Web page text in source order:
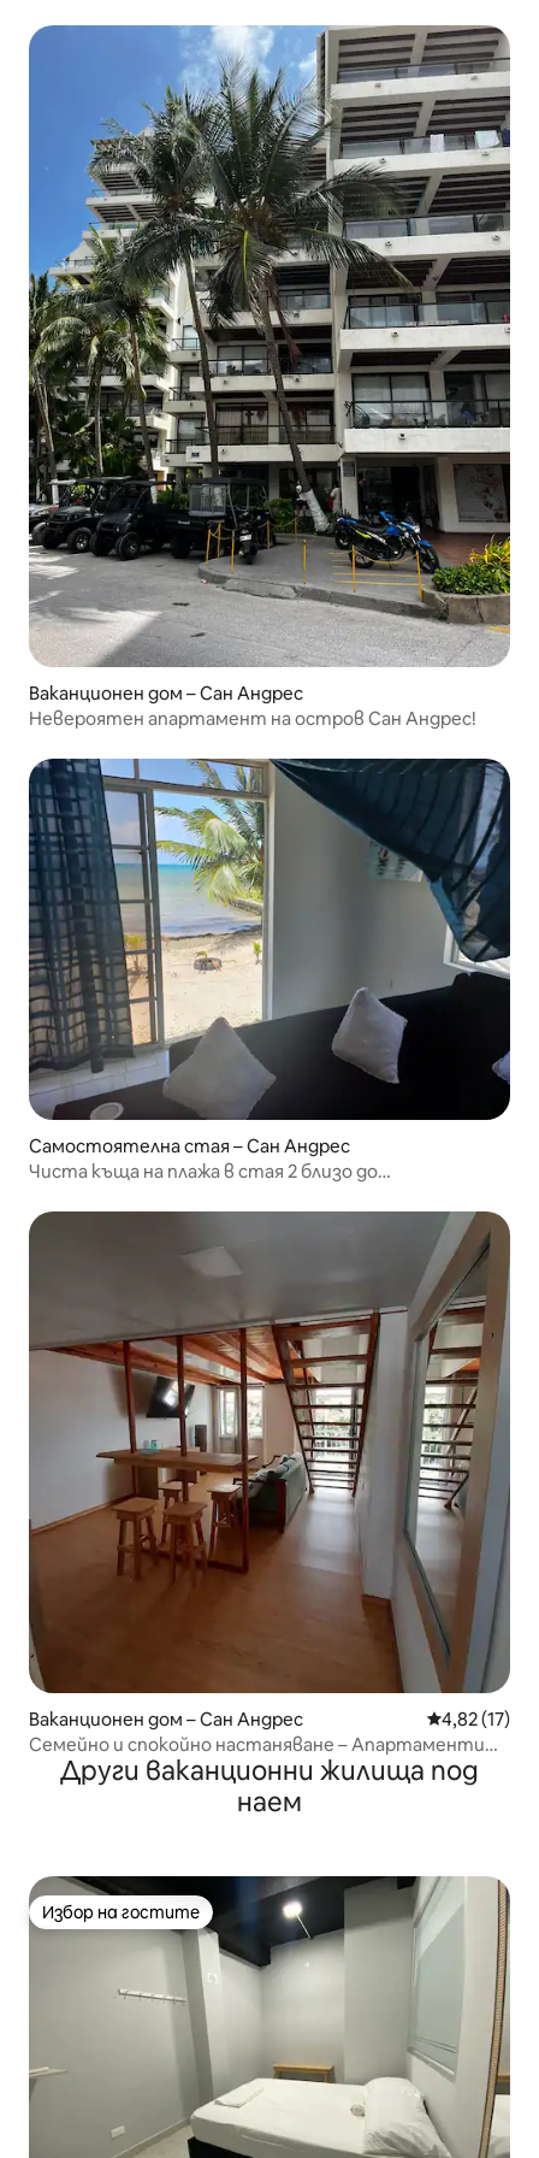
Ваканционен дом – Сан Андрес
Невероятен апартамент на остров Сан Андрес!
Самостоятелна стая – Сан Андрес
Чиста къща на плажа в стая 2 близо до
Ваканционен дом – Сан Андрес Средна
4,82 (17)
Семейно и спокойно настаняване – Апартаменти
cinkem
Други ваканционни жилища под
наем
Избор на гостите
Избор на гостите